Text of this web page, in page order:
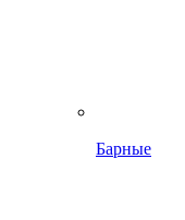
Барные